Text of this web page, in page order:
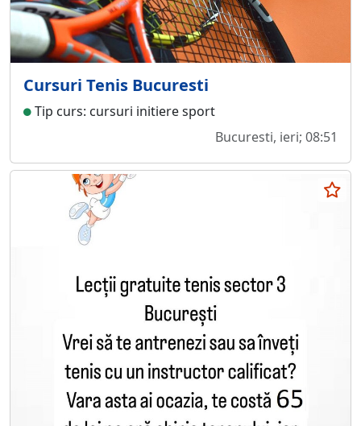
Cursuri Tenis Bucuresti
Tip curs: cursuri initiere sport
Bucuresti, ieri; 08:51